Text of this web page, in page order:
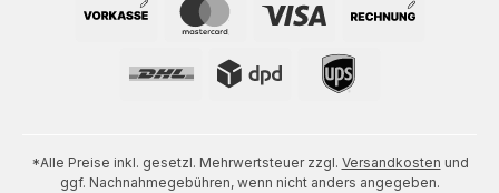
*Alle Preise inkl. gesetzl. Mehrwertsteuer zzgl. Versandkosten und
ggf. Nachnahmegebühren, wenn nicht anders angegeben.